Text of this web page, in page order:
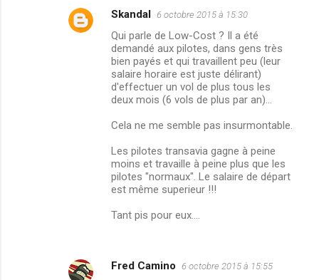
Skandal 6 octobre 2015 à 15:30
Qui parle de Low-Cost ? Il a été
demandé aux pilotes, dans gens très
bien payés et qui travaillent peu (leur
salaire horaire est juste délirant)
d'effectuer un vol de plus tous les
deux mois (6 vols de plus par an)...
Cela ne me semble pas insurmontable.
Les pilotes transavia gagne à peine
moins et travaille à peine plus que les
pilotes "normaux". Le salaire de départ
est même superieur !!!
Tant pis pour eux....
Fred Camino 6 octobre 2015 à 15:55